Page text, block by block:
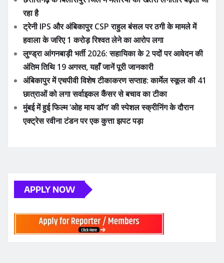
अंबिकापुर में एचपीवी विशेष टीकाकरण सप्ताह: कार्मेल स्कूल की 41
छात्राओं को लगा सर्वाइकल कैंसर से बचाव का टीका
मुंबई में हुई फिल्म ‘ओह माय डॉग’ की स्पेशल स्क्रीनिंग के दौरान
एक्ट्रेस रवीना टंडन पर एक कुत्ता झपट पड़ा
APPLY NOW